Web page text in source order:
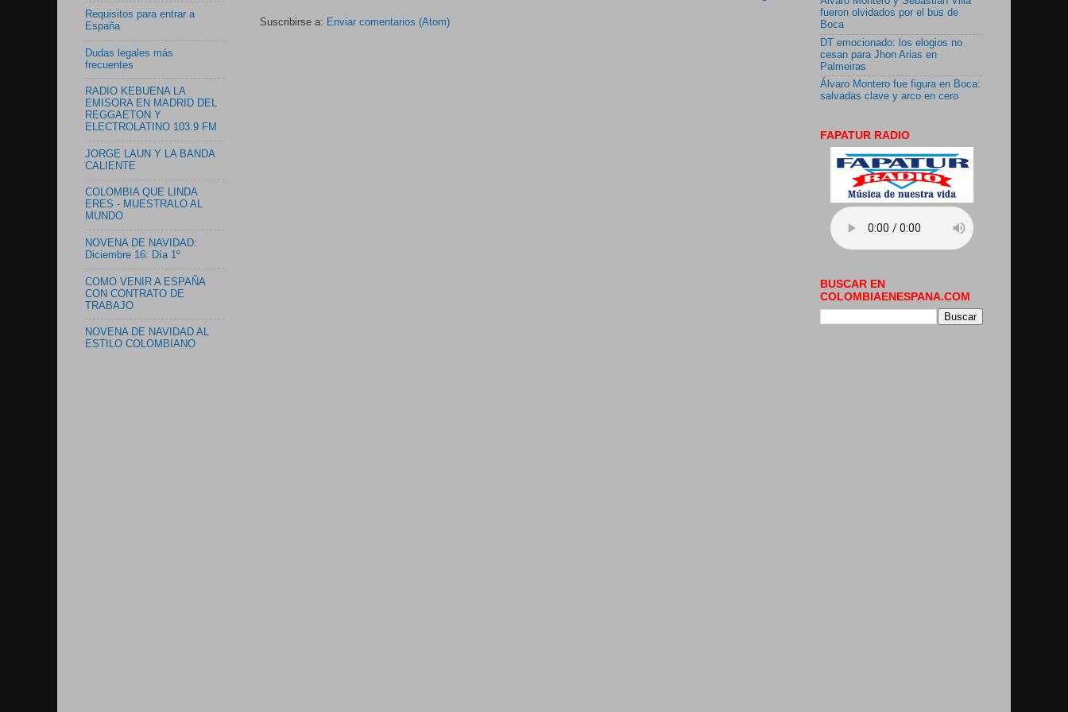
Suscribirse a: Enviar comentarios (Atom)
Requisitos para entrar a
España
Dudas legales más
frecuentes
RADIO KEBUENA LA
EMISORA EN MADRID DEL
REGGAETON Y
ELECTROLATINO 103.9 FM
JORGE LAUN Y LA BANDA
CALIENTE
COLOMBIA QUE LINDA
ERES - MUESTRALO AL
MUNDO
NOVENA DE NAVIDAD:
Diciembre 16: Día 1º
COMO VENIR A ESPAÑA
CON CONTRATO DE
TRABAJO
NOVENA DE NAVIDAD AL
ESTILO COLOMBIANO
fueron olvidados por el bus de
Boca
DT emocionado: los elogios no
cesan para Jhon Arias en
Palmeiras
Álvaro Montero fue figura en Boca:
salvadas clave y arco en cero
FAPATUR RADIO
BUSCAR EN
COLOMBIAENESPANA.COM